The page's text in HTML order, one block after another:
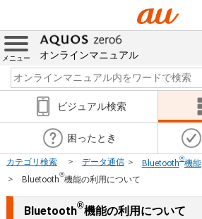
メニュー オンラインマニュアル
ビジュアル検索
困ったとき
カテゴリ検索 データ通信 Bluetooth
®
機能
Bluetooth
®
機能の利用について
Bluetooth®機能の利用について